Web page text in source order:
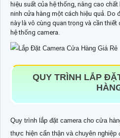
hiệu suất của hệ thống, nâng cao
ninh cửa hàng một cách hiệu quả. Do
này là vô cùng quan trọng và cần
hệ thống camera.
QUY TRÌNH LẮP
Quy trình lắp đặt camera cho cửa
thực hiện cẩn thận và chuyên nghiệp